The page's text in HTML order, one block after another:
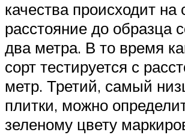
качества происходит на
расстояние до образца
два метра. В то время
сорт тестируется с
метр. Третий, самый
плитки, можно
зеленому цвету